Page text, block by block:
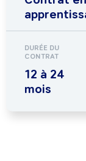
DURÉE DU
CONTRAT
12 à 24
mois